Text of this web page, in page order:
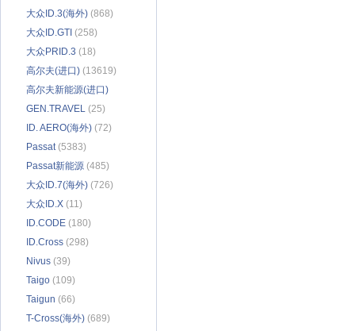
大众ID.3(海外) (868)
大众ID.GTI (258)
大众PRID.3 (18)
高尔夫(进口) (13619)
高尔夫新能源(进口)
(1943)
GEN.TRAVEL (25)
ID. AERO(海外) (72)
Passat(5383)
Passat新能源 (485)
大众ID.7(海外) (726)
大众ID.X (11)
ID.CODE (180)
ID.Cross (298)
Nivus (39)
Taigo (109)
Taigun (66)
T-Cross(海外) (689)